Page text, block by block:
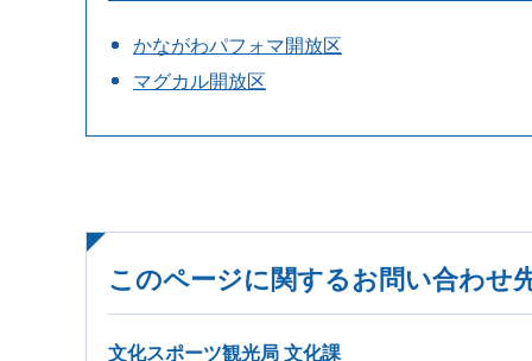
かながわパフォマ開放区
マグカル開放区
このページに関するお問い合わせ
文化スポーツ観光局 文化課